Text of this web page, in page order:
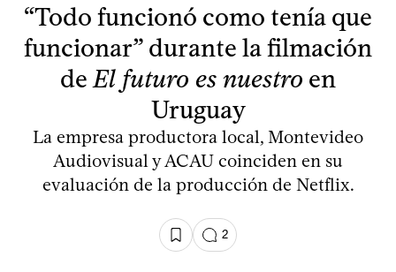
“Todo funcionó como tenía que
funcionar” durante la filmación
de El futuro es nuestro en
Uruguay
La empresa productora local, Montevideo
Audiovisual y ACAU coinciden en su
evaluación de la producción de Netflix.
2